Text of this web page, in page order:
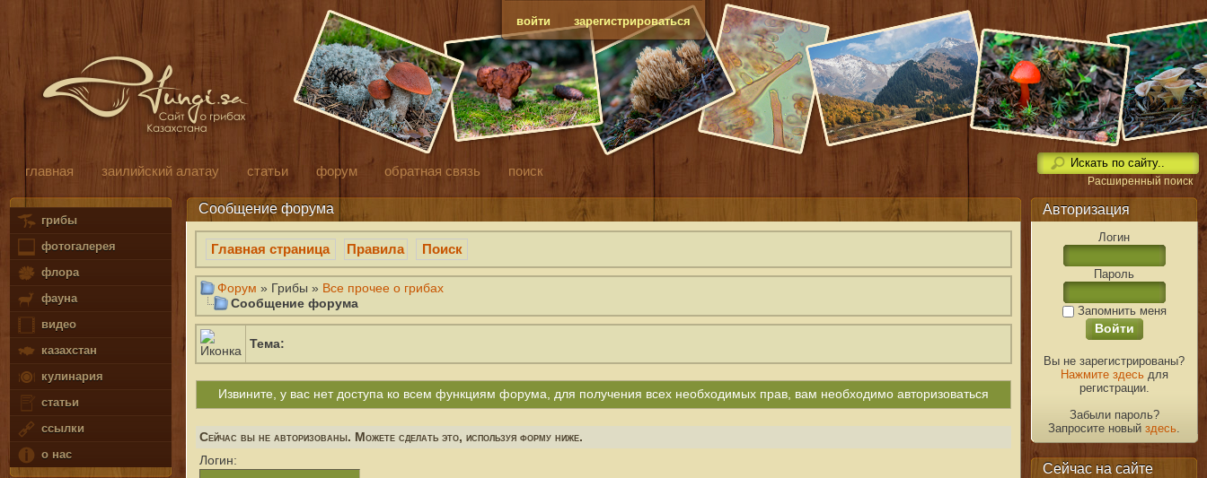
войти зарегистрироваться
главная заилийский алатау статьи форум обратная связь поиск
Расширенный поиск
грибы
фотогалерея
флора
фауна
видео
казахстан
кулинария
статьи
ссылки
о нас
Авторизация
Логин
Пароль
Запомнить меня
Вы не зарегистрированы?
Нажмите здесьдля
регистрации.
Забыли пароль?
Запросите новыйздесь
Сейчас на сайте
Сообщение форума
Главная страница Правила Поиск
Форум » Грибы » Все прочее о грибах
Сообщение форума
Тема:
Извините, у вас нет доступа ко всем функциям форума, для получения всех необходимых прав, вам необходимо авторизоваться
Сейчас вы не авторизованы. Можете сделать это, используя форму ниже.
Логин: